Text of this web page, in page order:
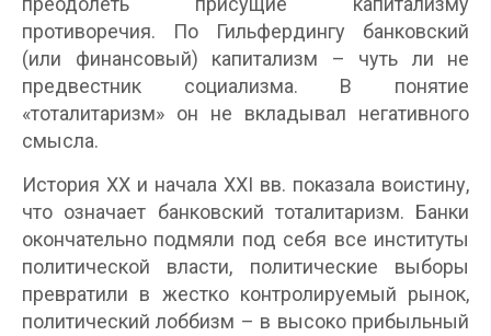
противоречия. По Гильфердингу банковский
(или финансовый) капитализм – чуть ли не
предвестник социализма. В понятие
«тоталитаризм» он не вкладывал негативного
смысла.
История XX и начала XXI вв. показала воистину,
что означает банковский тоталитаризм. Банки
окончательно подмяли под себя все институты
политической власти, политические выборы
превратили в жестко контролируемый рынок,
политический лоббизм – в высоко прибыльный